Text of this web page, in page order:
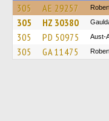
305 AE 29257
305 HZ 30380
305 PD 50975 Aust-
305 GA 11475